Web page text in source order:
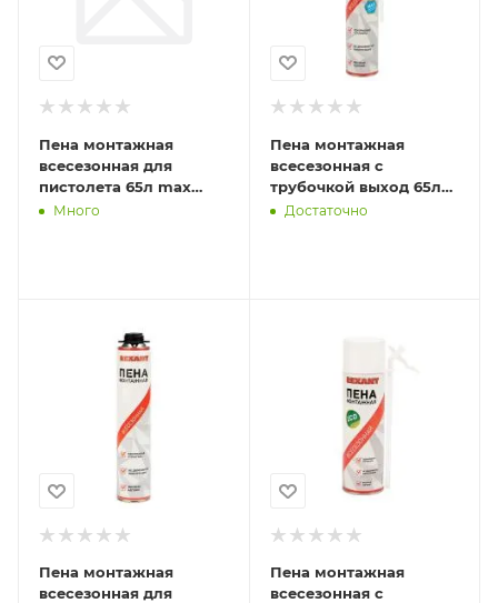
Пена монтажная
всесезонная для
пистолета 65л max
Rexant 89-0901
Много
Пена монтажная
всесезонная с
трубочкой выход 65л
max Rexant 89-0904
Достаточно
Пена монтажная
всесезонная для
Пена монтажная
всесезонная с